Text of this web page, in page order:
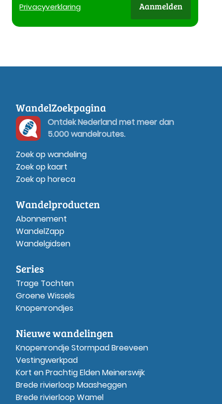
Privacyverklaring Aanmelden
WandelZoekpagina
Ontdek Nederland met meer dan
5.000 wandelroutes.
Zoek op wandeling
Zoek op kaart
Zoek op horeca
Wandelproducten
Abonnement
WandelZapp
Wandelgidsen
Series
Trage Tochten
Groene Wissels
Knopenrondjes
Nieuwe wandelingen
Knopenrondje Stormpad Breeveen
Vestingwerkpad
Kort en Prachtig Elden Meinerswijk
Brede rivierloop Maasheggen
Brede rivierloop Wamel